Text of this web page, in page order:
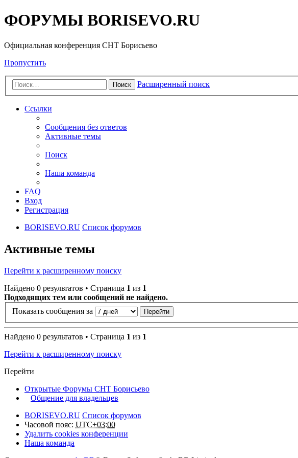
ФОРУМЫ BORISEVO.RU
Официальная конференция СНТ Борисьево
Пропустить
Поиск Расширенный поиск
Ссылки
Сообщения без ответов
Активные темы
Поиск
Наша команда
FAQ
Вход
Регистрация
BORISEVO.RU Список форумов
Активные темы
Перейти к расширенному поиску
Найдено 0 результатов • Страница 1 из 1
Подходящих тем или сообщений не найдено.
Показать сообщения за
Найдено 0 результатов • Страница 1 из 1
Перейти к расширенному поиску
Перейти
Открытые Форумы СНТ Борисьево
Общение для владельцев
BORISEVO.RU Список форумов
Часовой пояс: UTC+03:00
Удалить cookies конференции
Наша команда